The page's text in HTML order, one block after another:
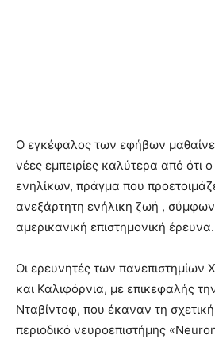
Ο εγκέφαλος των εφήβων
νέες εμπειρίες καλύτερα από ότι
ενηλίκων, πράγμα που
ανεξάρτητη ενήλικη ζωή ,
αμερικανική επιστημονική έρευνα.
Οι ερευνητές των πανεπιστημίων
και Καλιφόρνια, με επικεφαλής
Νταβίντοφ, που έκαναν τη
περιοδικό νευροεπιστήμης